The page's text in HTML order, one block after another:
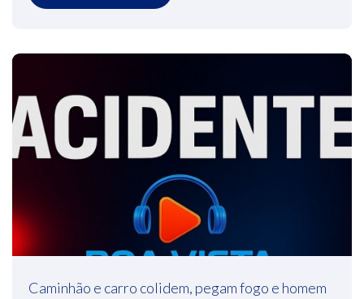
Caminhão e carro colidem, pegam fogo e homem